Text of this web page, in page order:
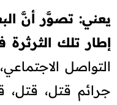
يعني: تصوَّر أنَّ
إطار تلك الثرثرة
التواصل
جرائم قتل،